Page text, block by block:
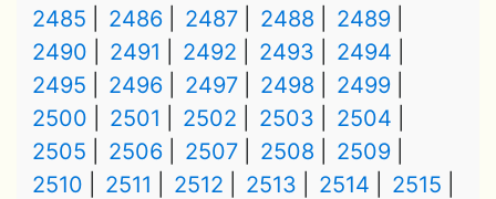
2485
2486 2487 2488
2489
2490
2491 2492 2493
2494
2495
2496 2497 2498
2499
2500
2501 2502 2503
2504
2505
2506 2507 2508
2509
2510
2511 2512 2513 2514
2515